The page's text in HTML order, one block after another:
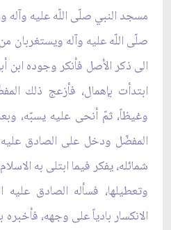
مسجد النبي صلّى اللّه عليه وآله
صلّى اللّه عليه وآله ويستغربان
الى ذكر الأصل فأنكر وجوده ابن
ابتدأت بإهمال، فأزعج ذلك
وغيظاً، ثمّ أنحى عليه يسبّه،
المفضّل ودخل على الصادق عليه
شمائله، يفكر فيما ابتلى به
وتعطيلها، فسأله الصادق
الانكسار بادياً على وجهه،